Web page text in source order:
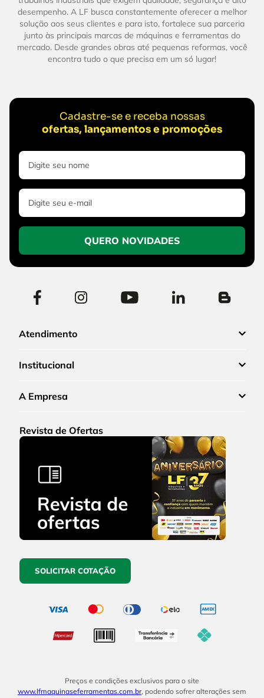
desempenho. A LF busca constantemente oferecer a melhor
solução aos seus clientes e para isto, fortalece sua parceria
junto às principais marcas de máquinas e ferramentas do
mercado. Desde grandes obras até pequenas reformas, você
encontra tudo o que precisa em um só lugar!
Cadastre-se e receba nossas
ofertas, lançamentos e promoções
QUERO NOVIDADES
Atendimento
Institucional
A Empresa
Revista de Ofertas
SOLICITAR COTAÇÃO
Preços e condições exclusivos para o site
www.lfmaquinaseferramentas.com.br, podendo sofrer alterações sem